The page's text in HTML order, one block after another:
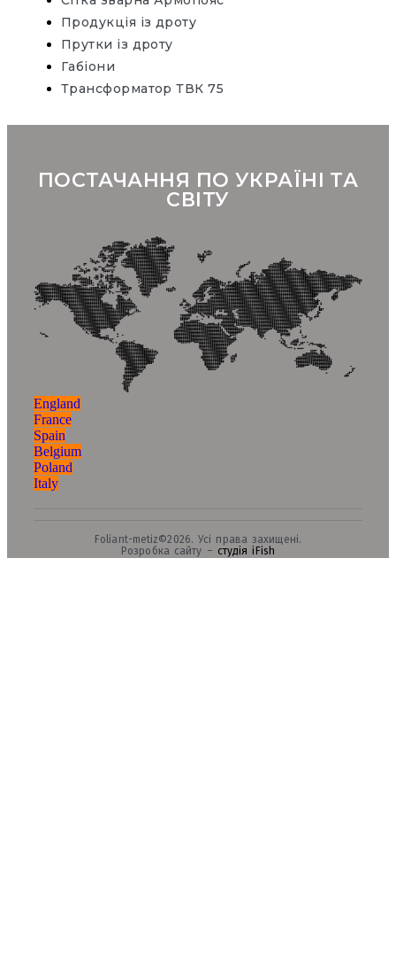
Продукція із дроту
Прутки із дроту
Габіони
Трансформатор ТВК 75
ПОСТАЧАННЯ ПО УКРАЇНІ ТА
СВІТУ
England
France
Spain
Belgium
Poland
Italy
Foliant-metiz©2026. Усі права захищені.
Розробка сайту – студія iFish